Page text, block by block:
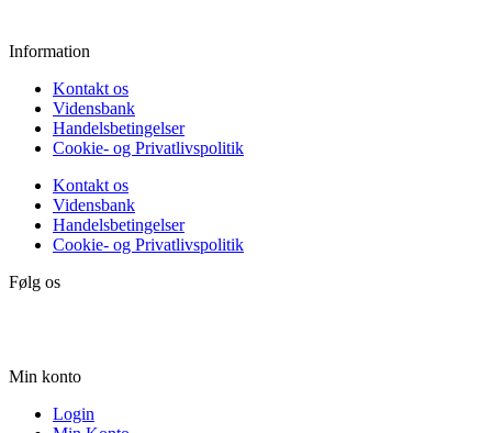
Information
Kontakt os
Vidensbank
Handelsbetingelser
Cookie- og Privatlivspolitik
Kontakt os
Vidensbank
Handelsbetingelser
Cookie- og Privatlivspolitik
Følg os
Min konto
Login